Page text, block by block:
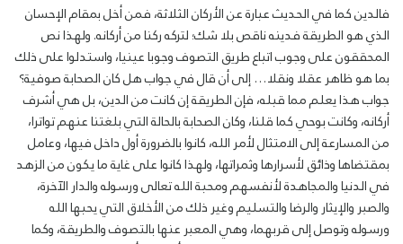
فالدين كما في الحديث عبارة عن الأركان الثلاثة، فمن أخل بمقام الإحسان
الذي هو الطريقة فدينه ناقص بلا شك؛ لتركه ركنا من أركانه. ولهذا نص
المحققون على وجوب اتباع طريق التصوف وجوبا عينيا، واستدلوا على ذلك
بما هو ظاهر عقلا ونقلا… إلى أن قال في جواب هل كان الصحابة صوفية؟
جواب هذا يعلم مما قبله، فإن الطريقة إن كانت من الدين، بل هي أشرف
أركانه، وكانت بوحي كما قلنا، وكان الصحابة بالحالة التي بلغتنا عنهم تواترا،
من المسارعة إلى الامتثال لأمر الله، كانوا بالضرورة أول داخل فيها، وعامل
بمقتضاها وذائق لأسرارها وثمراتها، ولهذا كانوا على غاية ما يكون من الزهد
في الدنيا والمجاهدة لأنفسهم ومحبة الله تعالى ورسوله والدار الآخرة،
والصبر والإيثار والرضا والتسليم وغير ذلك من الأخلاق التي يحبها الله
ورسوله وتوصل إلى قربهما، وهي المعبر عنها بالتصوف والطريقة، وكما